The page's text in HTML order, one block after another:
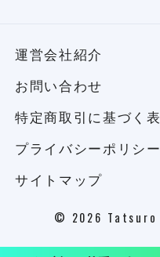
運営会社紹介
お問い合わせ
特定商取引に基づく
プライバシーポリシー
サイトマップ
© 2026 Tatsuro